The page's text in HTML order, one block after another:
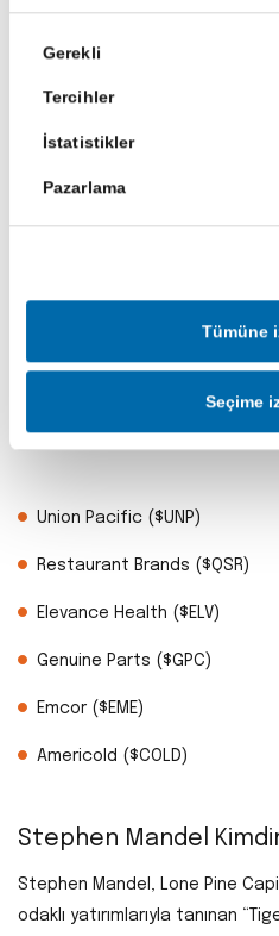
Seçimi
Gerekli
Tercihler
İstatistikler
Pazarlama
Tümüne
Seçime
Seth Klarman, Baupost
yatırımcılığının önde gelen
odaklı yatırım stilinin yanı sıra
Klarman’ın Bu Çeyrekte
Klarman’ın portföyü bu
Union Pacific ($UNP)
Restaurant Brands ($QSR)
Elevance Health ($ELV)
Genuine Parts ($GPC)
Emcor ($EME)
Americold ($COLD)
Stephen Mandel
Stephen Mandel, Lone Pine
odaklı yatırımlarıyla tanınan